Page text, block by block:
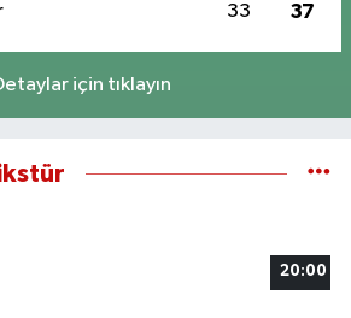
33 37
için tıklayın
20:00